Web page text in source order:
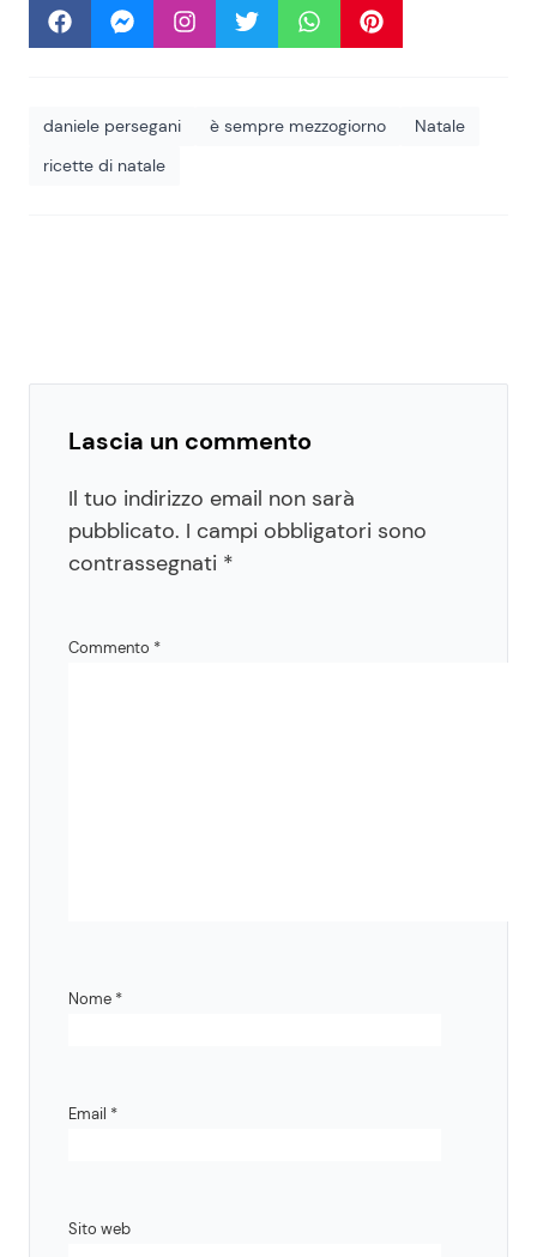
daniele persegani è sempre mezzogiorno
Natale
ricette di natale
Lascia un commento
Il tuo indirizzo email non sarà
pubblicato. I campi obbligatori sono
contrassegnati *
Commento *
Nome *
Email *
Sito web